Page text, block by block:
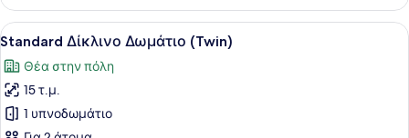
Δίκλινο
Δωμάτιο
(Double)
Προβολή
όλων
των
φωτογραφιών
για
Standard Δίκλινο Δωμάτιο (Twin) |
4
Standard Δίκλινο Δωμάτιο (Twin)
Θέα στην πόλη
15 τ.μ.
1 υπνοδωμάτιο